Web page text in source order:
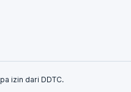
izin dari DDTC.